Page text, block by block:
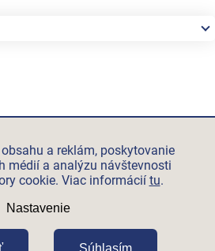
a reklám, poskytovanie
médií a analýzu návštevnosti
cookie. Viac informácií tu.
Nastavenie
Súhlasím